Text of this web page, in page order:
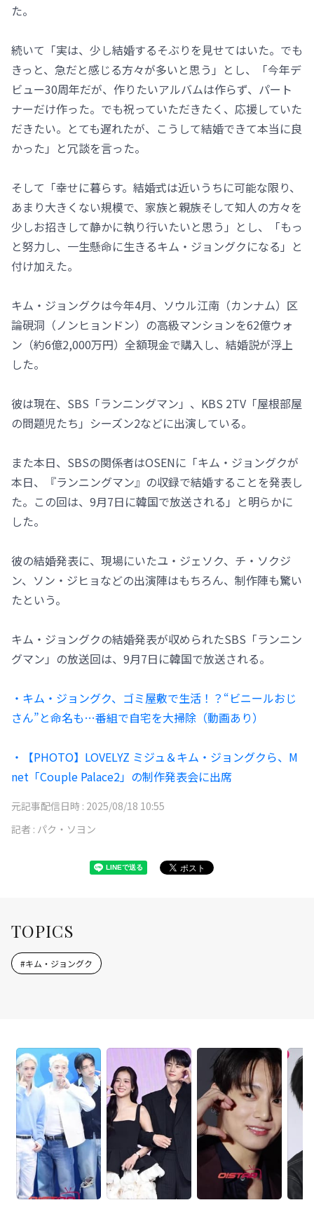
た。
続いて「実は、少し結婚するそぶりを見せてはいた。でも
きっと、急だと感じる方々が多いと思う」とし、「今年デ
ビュー30周年だが、作りたいアルバムは作らず、パート
ナーだけ作った。でも祝っていただきたく、応援していた
だきたい。とても遅れたが、こうして結婚できて本当に良
かった」と冗談を言った。
そして「幸せに暮らす。結婚式は近いうちに可能な限り、
あまり大きくない規模で、家族と親族そして知人の方々を
少しお招きして静かに執り行いたいと思う」とし、「もっ
と努力し、一生懸命に生きるキム・ジョングクになる」と
付け加えた。
キム・ジョングクは今年4月、ソウル江南（カンナム）区
論硯洞（ノンヒョンドン）の高級マンションを62億ウォ
ン（約6億2,000万円）全額現金で購入し、結婚説が浮上
した。
彼は現在、SBS「ランニングマン」、KBS 2TV「屋根部屋
の問題児たち」シーズン2などに出演している。
また本日、SBSの関係者はOSENに「キム・ジョングクが
本日、『ランニングマン』の収録で結婚することを発表し
た。この回は、9月7日に韓国で放送される」と明らかに
した。
彼の結婚発表に、現場にいたユ・ジェソク、チ・ソクジ
ン、ソン・ジヒョなどの出演陣はもちろん、制作陣も驚い
たという。
キム・ジョングクの結婚発表が収められたSBS「ランニン
グマン」の放送回は、9月7日に韓国で放送される。
・キム・ジョングク、ゴミ屋敷で生活！？“ビニールおじ
さん”と命名も…番組で自宅を大掃除（動画あり）
・【PHOTO】LOVELYZ ミジュ＆キム・ジョングクら、M
net「Couple Palace2」の制作発表会に出席
元記事配信日時 : 2025/08/18 10:55
記者 : パク・ソヨン
TOPICS
#キム・ジョングク